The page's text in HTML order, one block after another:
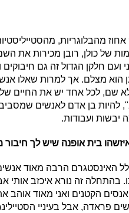
"99 אחוז מהבלוגריות,
של כולן, רובן מכירות את
ועם חלקן הגדול זה גם
שם, לכל אחד יש את החיים
להיות בן אדם לאנשים
יבשות ועבודות.
בית אופנה שיש לך חיבור
האינסטגרם הרבה מאוד
בהתחלה זה נורא איכזב
הקטנים ואני מאוד
פראדה, אבל בעיניי